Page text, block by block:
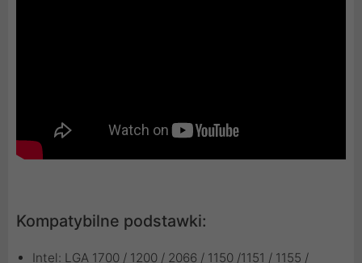
Kompatybilne podstawki:
Intel: LGA 1700 / 1200 / 2066 / 1150 /1151 / 1155 /